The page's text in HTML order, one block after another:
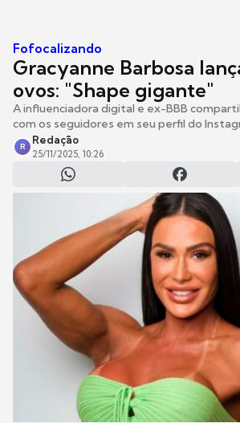
Fofocalizando
Gracyanne Barbosa
ovos: "Shape gigante"
A influenciadora digital e ex-BBB
com os seguidores em seu perfil do
R
Redação
25/11/2025, 10:26